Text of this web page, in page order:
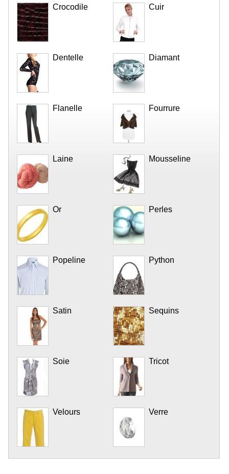
Crocodile Cuir
Dentelle Diamant
Flanelle Fourrure
Laine Mousseline
Or Perles
Popeline Python
Satin Sequins
Soie Tricot
Velours Verre